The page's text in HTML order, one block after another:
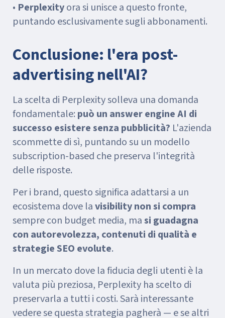
• Perplexityora si unisce a questo fronte,
puntando esclusivamente sugli abbonamenti.
Conclusione: l'era post-
advertising nell'AI?
La scelta di Perplexity solleva una domanda
fondamentale: può un answer engine AI di
successo esistere senza pubblicità? L'azienda
scommette di sì, puntando su un modello
subscription-based che preserva l'integrità
delle risposte.
Per i brand, questo significa adattarsi a un
ecosistema dove lavisibility non si compra
sempre con budget media, masi guadagna
con autorevolezza, contenuti di qualità e
strategie SEO evolute.
In un mercato dove la fiducia degli utenti è la
valuta più preziosa, Perplexity ha scelto di
preservarla a tutti i costi. Sarà interessante
vedere se questa strategia pagherà — e se altri